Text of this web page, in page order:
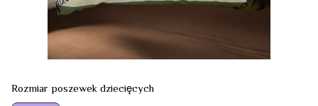
Rozmiar poszewek dziecięcych